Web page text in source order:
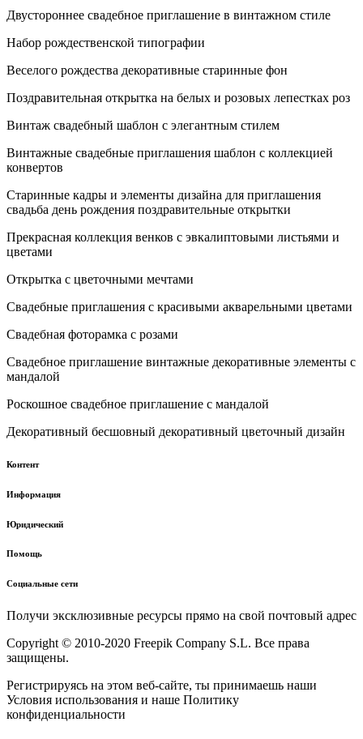
Двустороннее свадебное приглашение в винтажном стиле
Набор рождественской типографии
Веселого рождества декоративные старинные фон
Поздравительная открытка на белых и розовых лепестках роз
Винтаж свадебный шаблон с элегантным стилем
Винтажные свадебные приглашения шаблон с коллекцией
конвертов
Старинные кадры и элементы дизайна для приглашения
свадьба день рождения поздравительные открытки
Прекрасная коллекция венков с эвкалиптовыми листьями и
цветами
Открытка с цветочными мечтами
Свадебные приглашения с красивыми акварельными цветами
Свадебная фоторамка с розами
Свадебное приглашение винтажные декоративные элементы с
мандалой
Роскошное свадебное приглашение с мандалой
Декоративный бесшовный декоративный цветочный дизайн
Контент
Информация
Юридический
Помощь
Социальные сети
Получи эксклюзивные ресурсы прямо на свой почтовый адрес
Copyright © 2010-2020 Freepik Company S.L. Все права
защищены.
Регистрируясь на этом веб-сайте, ты принимаешь наши
Условия использования и наше Политику
конфиденциальности